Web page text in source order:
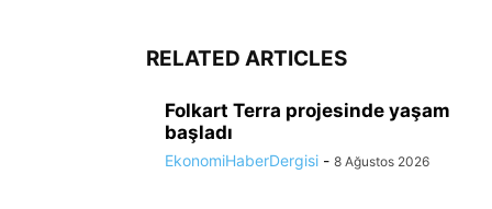
RELATED ARTICLES
Folkart Terra projesinde yaşam
başladı
EkonomiHaberDergisi - 8 Ağustos 2026